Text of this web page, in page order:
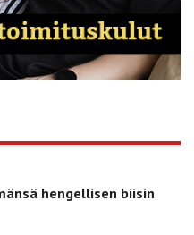
hengellisen biisin